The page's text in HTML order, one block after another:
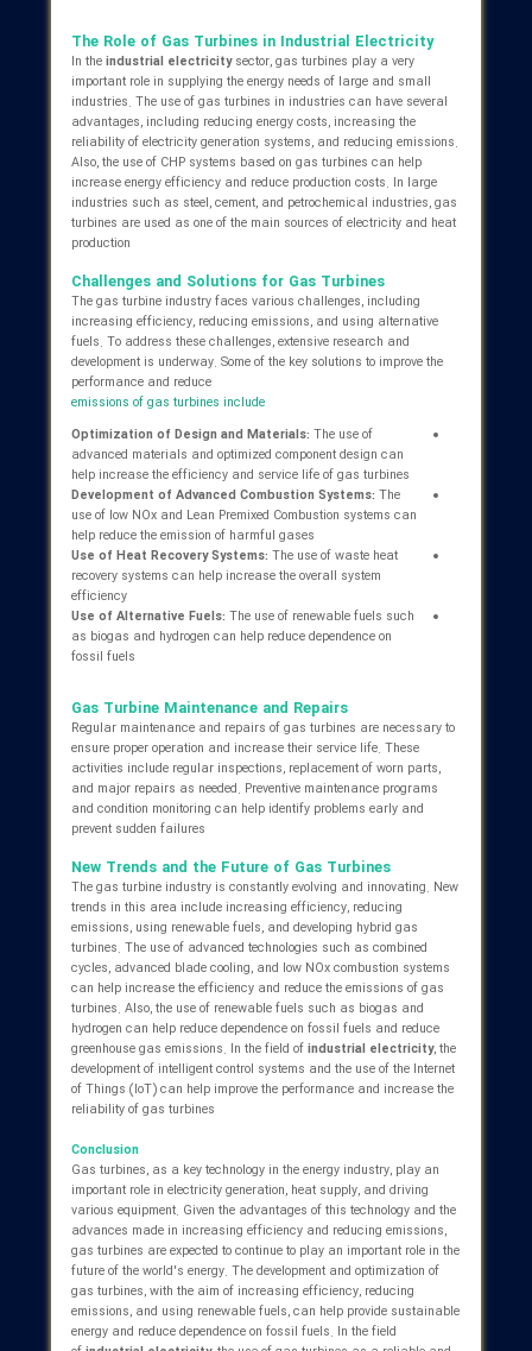
gases. In the first stage, air is compressed by the compressor
enters the combustion chamber. In the second stage, fuel is
the air, and the fuel-air mixture is burned in the combustion
chamber. The hot gases from the combustion are directed to the
turbine at high pressure. In the third stage, the hot gases pass
through the turbine blades, causing it to rotate. The mechanical
energy from the turbine rotation can be used to generate
a generator or to power other equipment
Main Components of a Gas Turbine
A gas turbine consists of various components, each of which
specific function. The main components of a gas turbine
Compressor:Responsible for compressing the air.
Compressors are usually of the axial or centrifugal type
Combustion Chamber:
mixture. Combustion chambers must be designed to ensure
complete and stable combustion
Turbine:Responsible for converting the thermal energy of hot
gases into mechanical energy. Turbines usually consist of
several rows of blades arranged in series
Fuel Supply System:Responsible for supplying the fuel
required for combustion. The fuel supply system must be able
to deliver fuel to the combustion chamber at the appropriate
pressure and flow rate
Control System:Responsible for controlling and monitoring
the performance of the gas turbine. The control system must
gas turbine
Applications of Gas Turbines
Gas turbines have a wide range of applications in various
industries. Some of the main applications of gas turbines
Electricity Generation:Gas turbines are used as one of the
main generators of electricity in gas and combined cycle
power plants
Oil and Gas Industries:Gas turbines are used to drive
compressors, pumps, and other equipment in the oil and gas
industries
Aerospace:Gas turbines are used as jet engines in
airplanes and helicopters
Marine Industries:Gas turbines are used to power ships
and boats
Combined Heat and Power (CHP) Generation:
by industries and buildings simultaneously. CHP systems
help reduce costs and protect the environment by increasing
efficiency and reducing energy consumption
Advantages of Gas Turbines
Gas turbines have several advantages that make them an
attractive option in many applications. Some of the main
advantages of gas turbines include